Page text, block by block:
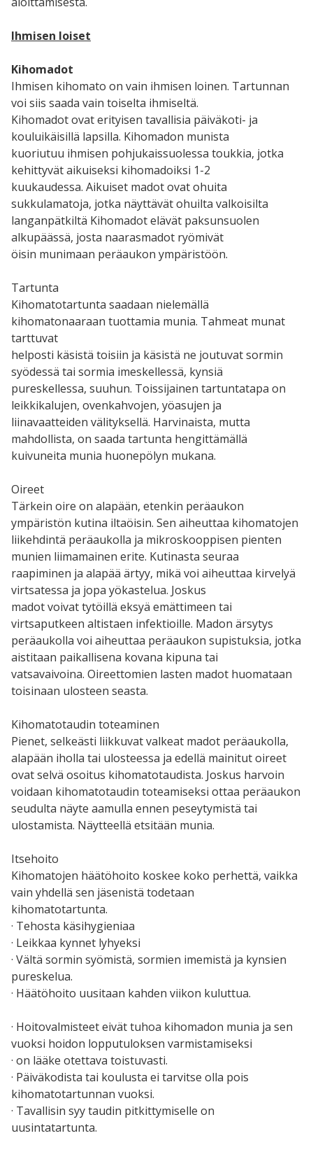
Ihmisen loiset
Kihomadot
Ihmisen kihomato on vain ihmisen loinen. Tartunnan
voi siis saada vain toiselta ihmiseltä.
Kihomadot ovat erityisen tavallisia päiväkoti- ja
kouluikäisillä lapsilla. Kihomadon munista
kuoriutuu ihmisen pohjukaissuolessa toukkia, jotka
kehittyvät aikuiseksi kihomadoiksi 1-2
kuukaudessa. Aikuiset madot ovat ohuita
sukkulamatoja, jotka näyttävät ohuilta valkoisilta
langanpätkiltä Kihomadot elävät paksunsuolen
alkupäässä, josta naarasmadot ryömivät
öisin munimaan peräaukon ympäristöön.
Tartunta
Kihomatotartunta saadaan nielemällä
kihomatonaaraan tuottamia munia. Tahmeat munat
tarttuvat
helposti käsistä toisiin ja käsistä ne joutuvat sormin
syödessä tai sormia imeskellessä, kynsiä
pureskellessa, suuhun. Toissijainen tartuntatapa on
leikkikalujen, ovenkahvojen, yöasujen ja
liinavaatteiden välityksellä. Harvinaista, mutta
mahdollista, on saada tartunta hengittämällä
kuivuneita munia huonepölyn mukana.
Oireet
Tärkein oire on alapään, etenkin peräaukon
ympäristön kutina iltaöisin. Sen aiheuttaa kihomatojen
liikehdintä peräaukolla ja mikroskooppisen pienten
munien liimamainen erite. Kutinasta seuraa
raapiminen ja alapää ärtyy, mikä voi aiheuttaa kirvelyä
virtsatessa ja jopa yökastelua. Joskus
madot voivat tytöillä eksyä emättimeen tai
virtsaputkeen altistaen infektioille. Madon ärsytys
peräaukolla voi aiheuttaa peräaukon supistuksia, jotka
aistitaan paikallisena kovana kipuna tai
vatsavaivoina. Oireettomien lasten madot huomataan
toisinaan ulosteen seasta.
Kihomatotaudin toteaminen
Pienet, selkeästi liikkuvat valkeat madot peräaukolla,
alapään iholla tai ulosteessa ja edellä mainitut oireet
ovat selvä osoitus kihomatotaudista. Joskus harvoin
voidaan kihomatotaudin toteamiseksi ottaa peräaukon
seudulta näyte aamulla ennen peseytymistä tai
ulostamista. Näytteellä etsitään munia.
Itsehoito
Kihomatojen häätöhoito koskee koko perhettä, vaikka
vain yhdellä sen jäsenistä todetaan
kihomatotartunta.
· Tehosta käsihygieniaa
· Leikkaa kynnet lyhyeksi
· Vältä sormin syömistä, sormien imemistä ja kynsien
pureskelua.
· Häätöhoito uusitaan kahden viikon kuluttua.
· Hoitovalmisteet eivät tuhoa kihomadon munia ja sen
vuoksi hoidon lopputuloksen varmistamiseksi
· on lääke otettava toistuvasti.
· Päiväkodista tai koulusta ei tarvitse olla pois
kihomatotartunnan vuoksi.
· Tavallisin syy taudin pitkittymiselle on
uusintatartunta.